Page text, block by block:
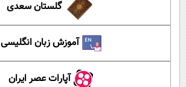
گلستان سعدی
آموزش زبان انگلیسی
آپارات عصر ایران